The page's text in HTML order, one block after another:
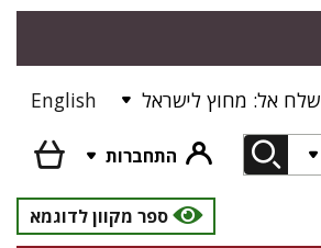
שלח אל: מחוץ לישראל English
התחברות
ספר מקוון לדוגמא